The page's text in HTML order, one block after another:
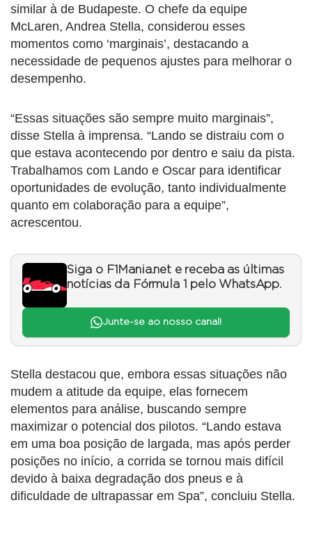
similar à de Budapeste. O chefe da equipe
McLaren, Andrea Stella, considerou esses
momentos como ‘marginais’, destacando a
necessidade de pequenos ajustes para melhorar o
desempenho.
“Essas situações são sempre muito marginais”,
disse Stella à imprensa. “Lando se distraiu com o
que estava acontecendo por dentro e saiu da pista.
Trabalhamos com Lando e Oscar para identificar
oportunidades de evolução, tanto individualmente
quanto em colaboração para a equipe”,
acrescentou.
Siga o F1Mania.net e receba as últimas
notícias da Fórmula 1 pelo WhatsApp.
Junte-se ao nosso canal!
Stella destacou que, embora essas situações não
mudem a atitude da equipe, elas fornecem
elementos para análise, buscando sempre
maximizar o potencial dos pilotos. “Lando estava
em uma boa posição de largada, mas após perder
posições no início, a corrida se tornou mais difícil
devido à baixa degradação dos pneus e à
dificuldade de ultrapassar em Spa”, concluiu Stella.